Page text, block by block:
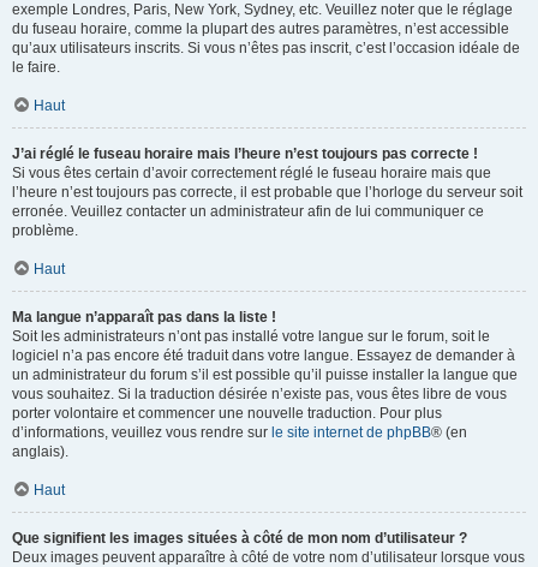
exemple Londres, Paris, New York, Sydney, etc. Veuillez noter que le réglage
du fuseau horaire, comme la plupart des autres paramètres, n’est accessible
qu’aux utilisateurs inscrits. Si vous n’êtes pas inscrit, c’est l’occasion idéale de
le faire.
Haut
J’ai réglé le fuseau horaire mais l’heure n’est toujours pas correcte !
Si vous êtes certain d’avoir correctement réglé le fuseau horaire mais que
l’heure n’est toujours pas correcte, il est probable que l’horloge du serveur soit
erronée. Veuillez contacter un administrateur afin de lui communiquer ce
problème.
Haut
Ma langue n’apparaît pas dans la liste !
Soit les administrateurs n’ont pas installé votre langue sur le forum, soit le
logiciel n’a pas encore été traduit dans votre langue. Essayez de demander à
un administrateur du forum s’il est possible qu’il puisse installer la langue que
vous souhaitez. Si la traduction désirée n’existe pas, vous êtes libre de vous
porter volontaire et commencer une nouvelle traduction. Pour plus
d’informations, veuillez vous rendre sur le site internet de phpBB® (en
anglais).
Haut
Que signifient les images situées à côté de mon nom d’utilisateur ?
Deux images peuvent apparaître à côté de votre nom d’utilisateur lorsque vous